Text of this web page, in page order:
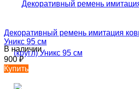
Декоративный ремень имитация
Уникс 95 см
В наличии
900₽
Купить